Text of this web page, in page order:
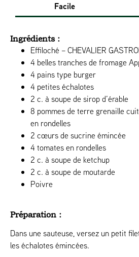
Facile
Ingrédients :
Effiloché – CHEVALIER
4 belles tranches de fromage
4 pains type burger
4 petites échalotes
2 c. à soupe de sirop d’érable
8 pommes de terre grenaille
en rondelles
2 cœurs de sucrine émincée
4 tomates en rondelles
2 c. à soupe de ketchup
2 c. à soupe de moutarde
Poivre
Préparation :
Dans une sauteuse, versez un petit
les échalotes émincées.